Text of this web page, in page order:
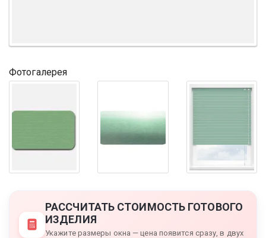
Фотогалерея
РАССЧИТАТЬ СТОИМОСТЬ ГОТОВОГО
ИЗДЕЛИЯ
Укажите размеры окна — цена появится сразу, в двух